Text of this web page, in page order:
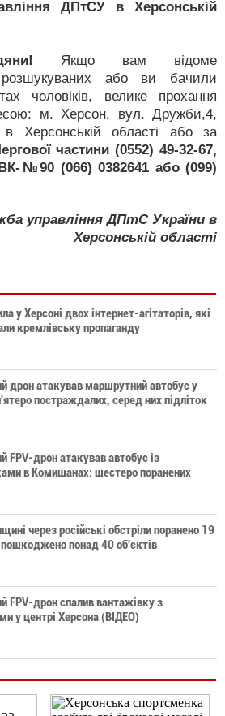
ДПтСУ в Херсонській
Якщо вам відоме
розшукуваних або ви бачили
чоловіків, велике прохання
м. Херсон, вул. Дружби,4,
Херсонській області або за
частини (0552) 49-32-67,
№90 (066) 0382641 або (099)
управління ДПтС України в
Херсонській області
у Херсоні двох інтернет-агітаторів, які
кремлівську пропаганду
дрон атакував маршрутний автобус у
постраждалих, серед них підліток
FPV-дрон атакував автобус із
в Комишанах: шестеро поранених
через російські обстріли поранено 19
понад 40 об'єктів
FPV-дрон спалив вантажівку з
у центрі Херсона (ВІДЕО)